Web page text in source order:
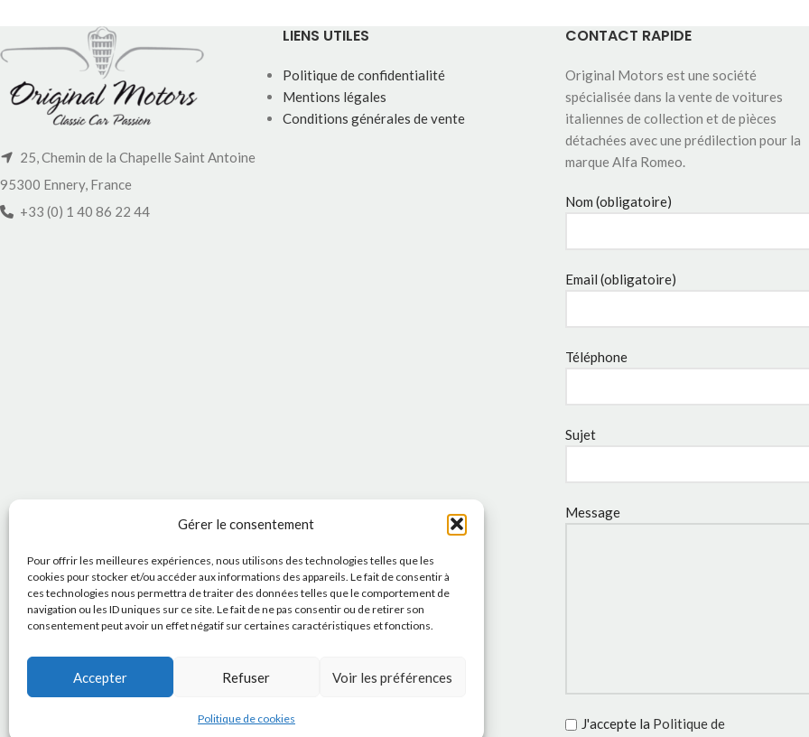
Gérer le consentement
Pour offrir les meilleures expériences, nous utilisons des technologies telles que les
cookies pour stocker et/ou accéder aux informations des appareils. Le fait de consentir à
ces technologies nous permettra de traiter des données telles que le comportement de
navigation ou les ID uniques sur ce site. Le fait de ne pas consentir ou de retirer son
consentement peut avoir un effet négatif sur certaines caractéristiques et fonctions.
Accepter Refuser Voir les préférences
Politique de cookies
25, Chemin de la Chapelle Saint Antoine
95300 Ennery, France
+33 (0) 1 40 86 22 44
LIENS UTILES
Politique de confidentialité
Mentions légales
Conditions générales de vente
CONTACT RAPIDE
Original Motors est une société
spécialisée dans la vente de voitures
italiennes de collection et de pièces
détachées avec une prédilection pour la
marque Alfa Romeo.
Nom (obligatoire)
Email (obligatoire)
Téléphone
Sujet
Message
J'accepte la Politique de